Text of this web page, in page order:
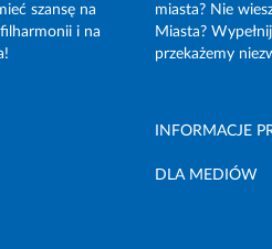
szansę na
i na
miasta? Nie
Miasta?
przekażemy
INFORMACJE
DLA MEDIÓW